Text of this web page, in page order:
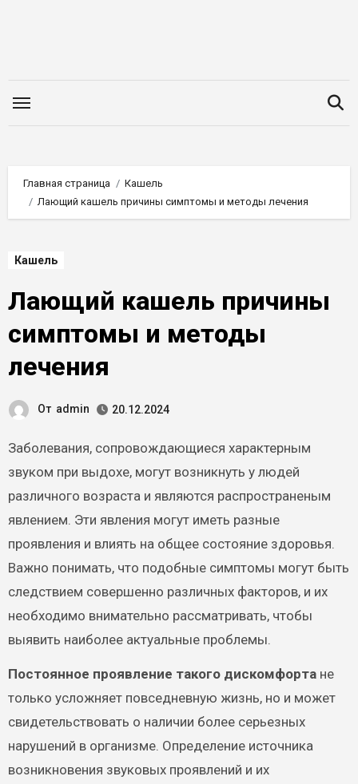
Главная страница
Кашель
Лающий кашель причины симптомы и методы лечения
Кашель
Лающий кашель причины
симптомы и методы
лечения
От admin 20.12.2024
Заболевания, сопровождающиеся характерным
звуком при выдохе, могут возникнуть у людей
различного возраста и являются распространеным
явлением. Эти явления могут иметь разные
проявления и влиять на общее состояние здоровья.
Важно понимать, что подобные симптомы могут быть
следствием совершенно различных факторов, и их
необходимо внимательно рассматривать, чтобы
выявить наиболее актуальные проблемы.
Постоянное проявление такого дискомфортане
только усложняет повседневную жизнь, но и может
свидетельствовать о наличии более серьезных
нарушений в организме. Определение источника
возникновения звуковых проявлений и их